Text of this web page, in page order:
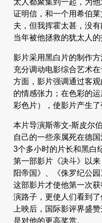
太人都聚集到一起，为
证明信，和一个用希伯
夫，但我挥霍太甚，没
当年被他拯救的犹太人
影片采用黑白片的制作
充分调动电影综合艺术
方面，影片强调通过客
的情感张力；在色彩的
彩色片），使影片产生了
本片导演斯蒂文-斯皮尔
自己的一些亲属死在德
3个多小时的片长和黑白
第一部影片《决斗》以
阳帝国》、《侏罗纪公
这部影片才使他第一次
演路子，更使人们看到
上映后，国际影评界盛
是对他的更高奖赏。